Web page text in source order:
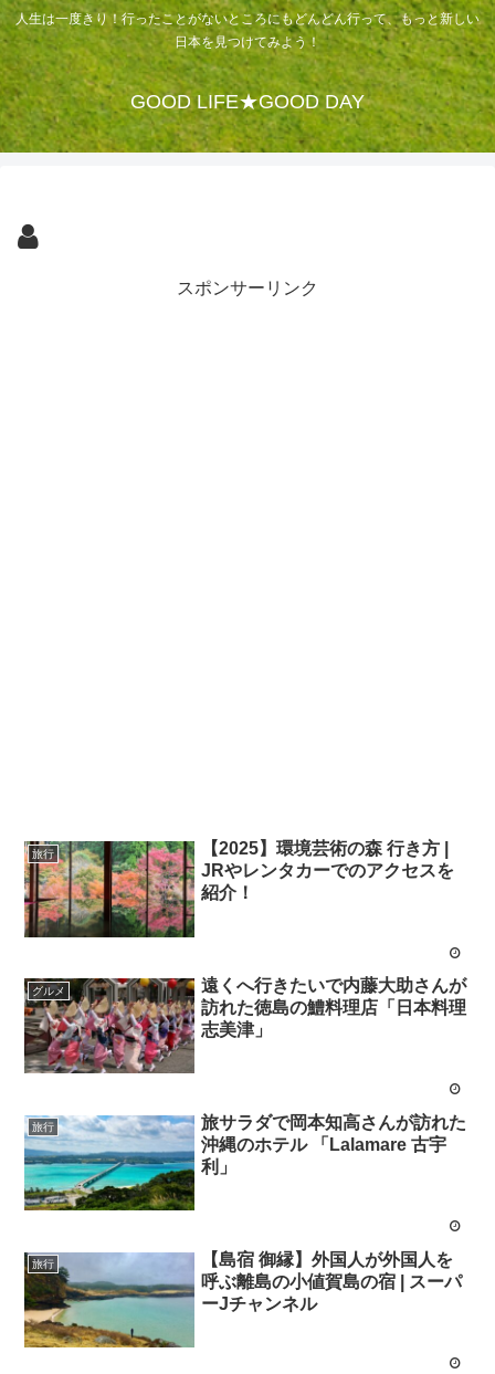
人生は一度きり！行ったことがないところにもどんどん行って、もっと新しい
日本を見つけてみよう！
GOOD LIFE★GOOD DAY
スポンサーリンク
旅行
【2025】環境芸術の森 行き方 |
JRやレンタカーでのアクセスを
紹介！
グルメ
遠くへ行きたいで内藤大助さんが
訪れた徳島の鱧料理店「日本料理
志美津」
旅行
旅サラダで岡本知高さんが訪れた
沖縄のホテル 「Lalamare 古宇
利」
旅行
【島宿 御縁】外国人が外国人を
呼ぶ離島の小値賀島の宿 | スーパ
ーJチャンネル